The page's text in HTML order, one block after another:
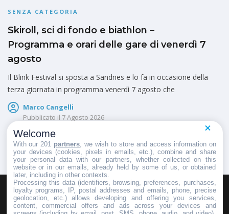
SENZA CATEGORIA
Skiroll, sci di fondo e biathlon –
Programma e orari delle gare di venerdì 7
agosto
Il Blink Festival si sposta a Sandnes e lo fa in occasione della
terza giornata in programma venerdì 7 agosto che
Marco Cangelli
Pubblicato il 7 Agosto 2026
HOMEPAGEREDAZIONEINVIA UN COMUNICATO STAMPA
Welcome
With our 201 partners , we wish to store and access information on
your devices (cookies, pixels in emails, etc.), combine and share
your personal data with our partners, whether collected on this
website or in our emails, already held by some of us, or obtained
later, including in other contexts.
Processing this data (identifiers, browsing, preferences, purchases,
loyalty programs, IP, postal addresses and emails, phone, precise
geolocation, etc.) allows developing and offering you services,
content, commercial offers and ads across your devices and